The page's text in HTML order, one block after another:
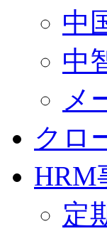
中
中
メ
クロ
HRM
定